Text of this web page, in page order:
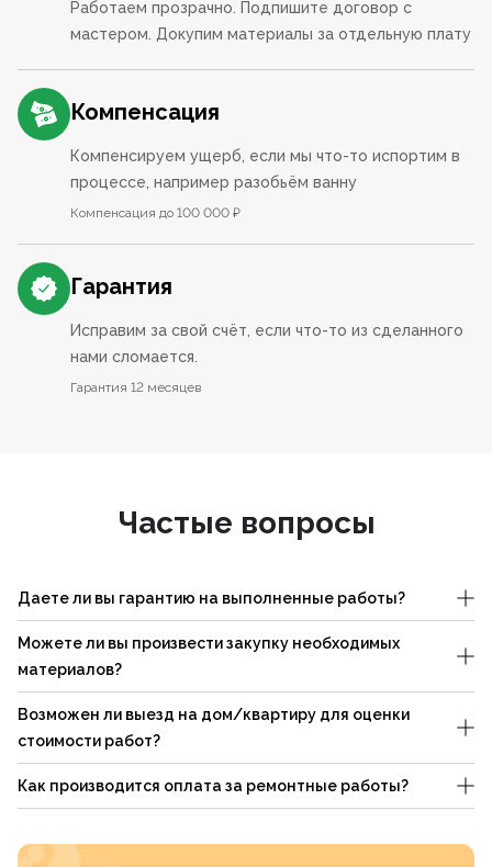
Работаем прозрачно. Подпишите договор с
мастером. Докупим материалы за отдельную плату
Компенсация
Компенсируем ущерб, если мы что-то испортим в
процессе, например разобьём ванну
Компенсация до 100 000 ₽
Гарантия
Исправим за свой счёт, если что-то из сделанного
нами сломается.
Гарантия 12 месяцев
Частые вопросы
Даете ли вы гарантию на выполненные работы?
Можете ли вы произвести закупку необходимых
материалов?
Возможен ли выезд на дом/квартиру для оценки
стоимости работ?
Как производится оплата за ремонтные работы?